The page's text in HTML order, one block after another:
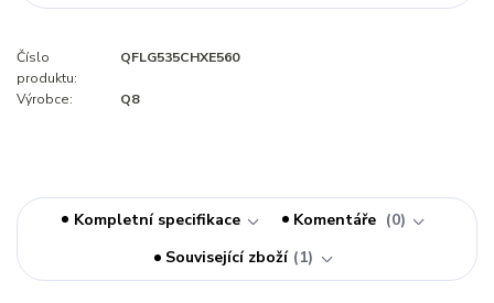
Číslo
produktu:
QFLG535CHXE560
Výrobce: Q8
Kompletní specifikace Komentáře
0
Související zboží
1